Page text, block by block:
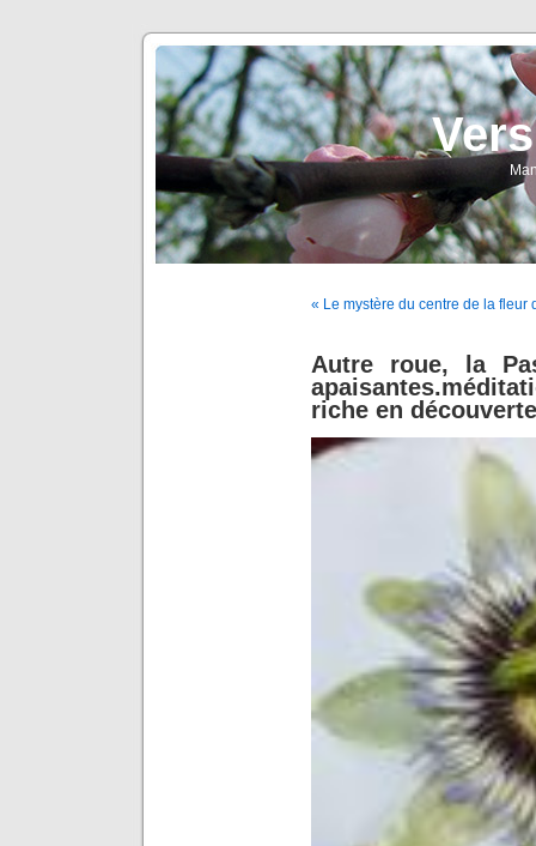
« Le mystère du centre de la fleur
Autre roue, la
riche en